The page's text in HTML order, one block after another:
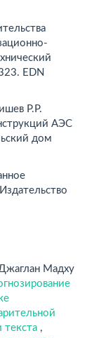
EDN
Р.Р.
АЭС
дом
Мадху
текста ,